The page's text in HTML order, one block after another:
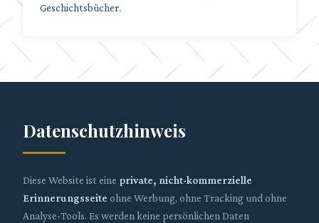
Geschichtsbücher.
Datenschutzhinweis
Diese Website ist eine private, nicht-kommerzielle
Erinnerungsseite ohne Werbung, ohne Tracking und ohne
Analyse-Tools. Es werden keine persönlichen Daten